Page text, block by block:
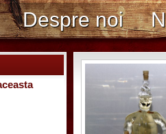
Despre noi